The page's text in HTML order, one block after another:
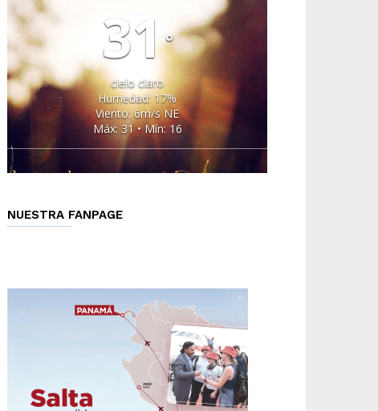
31°
cielo claro
Humedad: 17%
Viento: 6m/s NE
Máx: 31 • Mín: 16
NUESTRA FANPAGE